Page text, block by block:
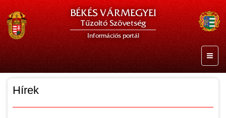
BÉKÉS VÁRMEGYEI
Tűzoltó Szövetség
Információs portál
Hírek